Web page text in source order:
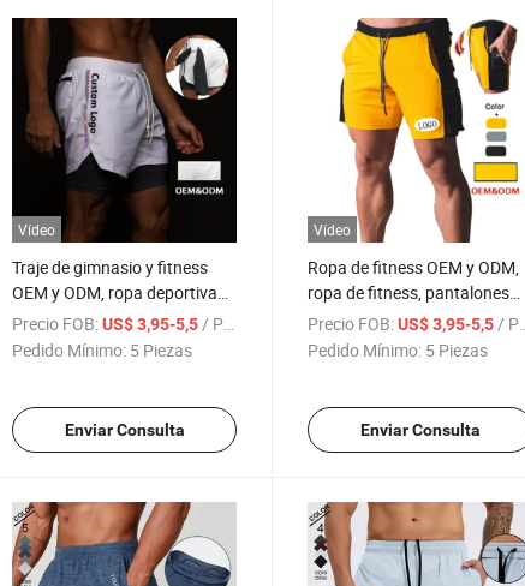
Vídeo
Traje de gimnasio y fitness
OEM y ODM, ropa deportiva
de alta calidad, ropa casual
reflectante 2 en 1 pantalones
Precio FOB:US$ 3,95-5,5/ Pieza
Pedido Mínimo: 5 Piezas
Enviar Consulta
Vídeo
Ropa de fitness OEM y ODM,
ropa de fitness, pantalones
cortos de algodón para
hombres, pantalones cortos
hombres para hacer ejercicio
Precio FOB: US$ 3,95-5,5/ Pieza
Pedido Mínimo: 5 Piezas
Enviar Consulta